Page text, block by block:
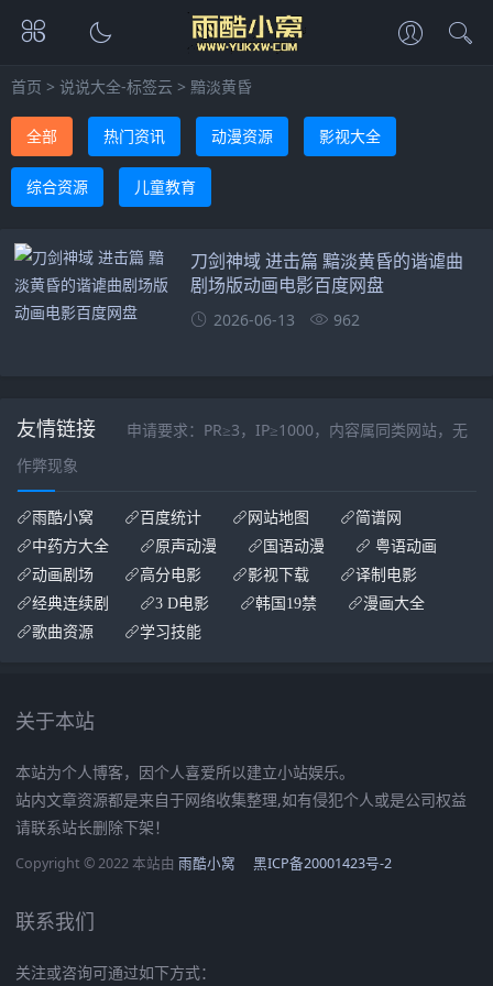
首页 > 说说大全-标签云 > 黯淡黄昏
全部 热门资讯 动漫资源 影视大全
综合资源 儿童教育
刀剑神域 进击篇 黯淡黄昏的谐谑曲
剧场版动画电影百度网盘
2026-06-13 962
友情链接
申请要求：PR≥3，IP≥1000，内容属同类网站，无
作弊现象
雨酷小窝 百度统计 网站地图
简谱网
中药方大全
原声动漫 国语动漫
粤语动画
动画剧场
高分电影 影视下载
译制电影
经典连续剧
3 D电影 韩国19禁
漫画大全
歌曲资源
学习技能
关于本站
本站为个人博客，因个人喜爱所以建立小站娱乐。
站内文章资源都是来自于网络收集整理,如有侵犯个人或是公司权益
请联系站长删除下架！
Copyright © 2022 本站由 雨酷小窝 黑ICP备20001423号-2
联系我们
关注或咨询可通过如下方式：